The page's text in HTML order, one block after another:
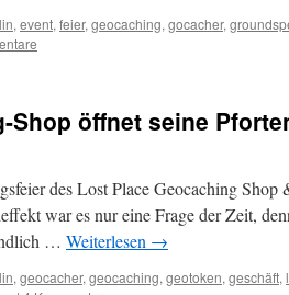
, event, feier, geocaching, gocacher,
Shop öffnet seine
des Lost Place Geocaching Shop
war es nur eine Frage der Zeit,
… Weiterlesen →
, geocacher, geocaching, geotoken, geschäft,